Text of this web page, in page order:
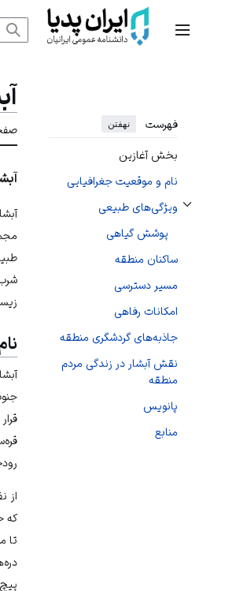
منوی اصلی
فهرست نهفتن
بخش آغازین
نام و موقعیت جغرافیایی
ویژگی‌های طبیعی
تغییر وضعیت زیربخش‌های ویژگی‌های طبیعی
پوشش گیاهی
ساکنان منطقه
مسیر دسترسی
امکانات رفاهی
جاذبه‌های گردشگری منطقه
نقش آبشار در زندگی مردم
منطقه
پانویس
منابع
از
تا